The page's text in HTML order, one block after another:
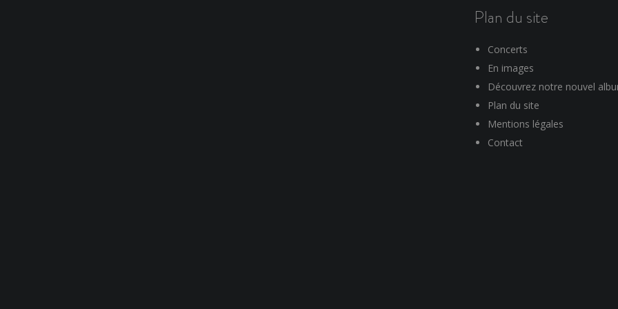
Plan du site
Concerts
En images
Découvrez notre nouvel
Plan du site
Mentions légales
Contact